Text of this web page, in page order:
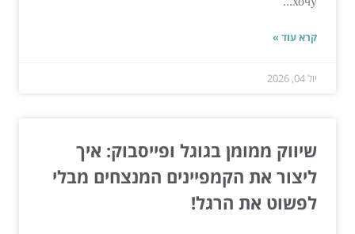
קרא עוד »
יול 04, 2026
שיווק ממומן בגוגל ופייסבוק: איך
ליצור את הקמפיינים המנצחים מבלי
לפשוט את הרגל!